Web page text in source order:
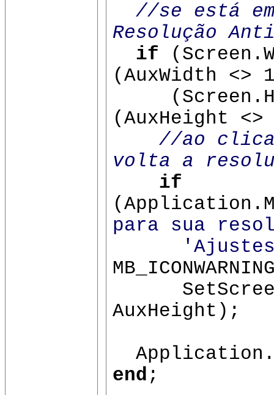
//se está
Resolução
if
(AuxWidth <>
(AuxHeight
//ao clicar
volta a
if
para sua
AuxHeight);
end ;